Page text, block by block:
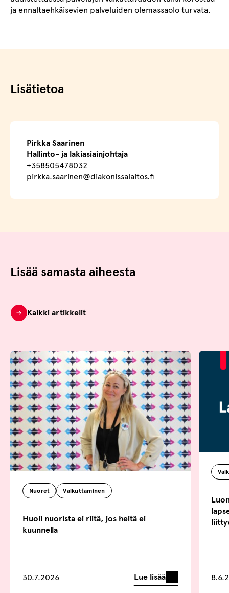
ja ennaltaehkäisevien palveluiden olemassaolo turvata.
Lisätietoa
Pirkka Saarinen
Hallinto- ja lakiasiainjohtaja
+358505478032
pirkka.saarinen@diakonissalaitos.fi
Lisää samasta aiheesta
Kaikki artikkelit
Nuoret Vaikuttaminen
Huoli nuorista ei riitä, jos heitä ei
kuunnella
30.7.2026 Lue lisää